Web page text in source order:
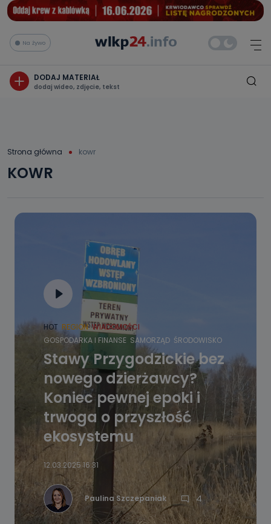
Na żywo
DODAJ MATERIAŁ
dodaj wideo, zdjęcie, tekst
Strona główna kowr
KOWR
HOT REGION WIADOMOŚCI
GOSPODARKA I FINANSE SAMORZĄD ŚRODOWISKO
Stawy Przygodzickie bez
nowego dzierżawcy?
Koniec pewnej epoki i
trwoga o przyszłość
ekosystemu
12.03.2025 16:31
Paulina Szczepaniak 4